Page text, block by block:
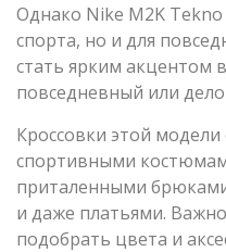
Однако Nike M2K Tekno
спорта, но и для
стать ярким акцентом
повседневный или
Кроссовки этой
спортивными
приталенными
и даже платьями.
подобрать цвета и